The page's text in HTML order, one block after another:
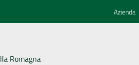
Azienda
Romagna